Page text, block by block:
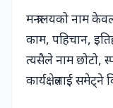
मन्त्रालयको नाम
काम, पहिचान,
त्यसैले नाम छोटो,
कार्यक्षेत्रलाई